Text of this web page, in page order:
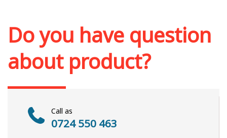
Do you have question
about product?
Call as
0724 550 463